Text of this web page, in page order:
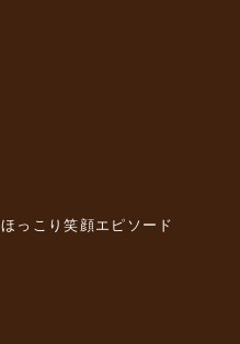
ほっこり笑顔エピソード